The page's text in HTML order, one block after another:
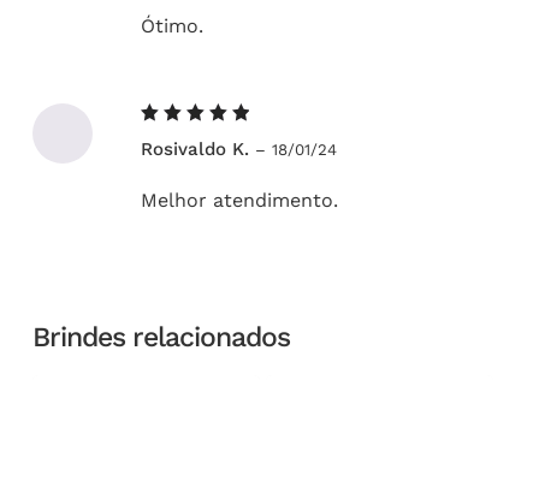
Ótimo.
5de 5
Rosivaldo K. – 18/01/24
Melhor atendimento.
Brindes relacionados